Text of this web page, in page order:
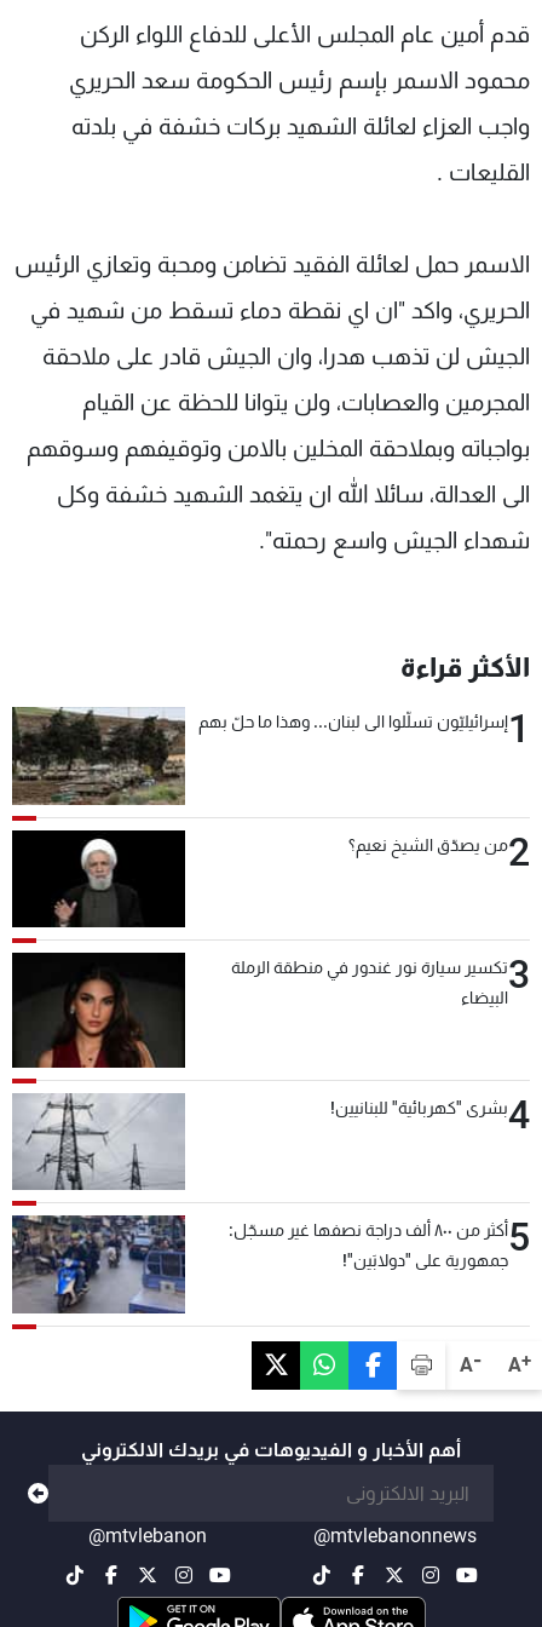
A+
A-
قدم أمين عام المجلس الأعلى للدفاع اللواء الركن
محمود الاسمر بإسم رئيس الحكومة سعد الحريري
واجب العزاء لعائلة الشهيد بركات خشفة في بلدته
القليعات .
الاسمر حمل لعائلة الفقيد تضامن ومحبة وتعازي الرئيس
الحريري، واكد "ان اي نقطة دماء تسقط من شهيد في
الجيش لن تذهب هدرا، وان الجيش قادر على ملاحقة
المجرمين والعصابات، ولن يتوانا للحظة عن القيام
بواجباته وبملاحقة المخلين بالامن وتوقيفهم وسوقهم
الى العدالة، سائلا الله ان يتغمد الشهيد خشفة وكل
شهداء الجيش واسع رحمته".
الأكثر قراءة
1إسرائيليّون تسلّلوا الى لبنان... وهذا ما حلّ بهم
2من يصدّق الشيخ نعيم؟
3تكسير سيارة نور غندور في منطقة الرملة
البيضاء
4بشرى "كهربائية" للبنانيين!
5
أكثر من ٨٠٠ ألف دراجة نصفها غير مسجّل:
جمهورية على "دولابَين"!
أهم الأخبار و الفيديوهات في بريدك الالكتروني
@mtvlebanonnews
@mtvlebanon
شاهد البرامج
الترددات
عن MTV
الإنـتـاج
لاعلاناتكم
وظائف